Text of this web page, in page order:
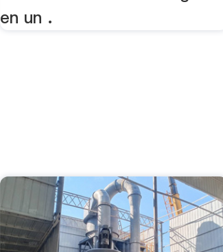
en un .